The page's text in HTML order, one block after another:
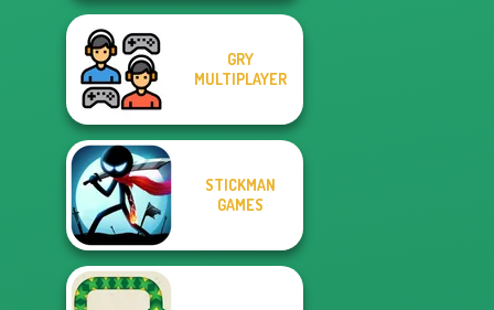
GRY
MULTIPLAYER
STICKMAN
GAMES